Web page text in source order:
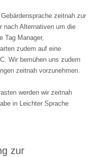
zeitnah zur
nach Alternativen um die
Tag Manager,
zudem auf eine
Wir bemühen uns zudem
zeitnah vorzunehmen.
werden wir zeitnah
in Leichter Sprache
zur